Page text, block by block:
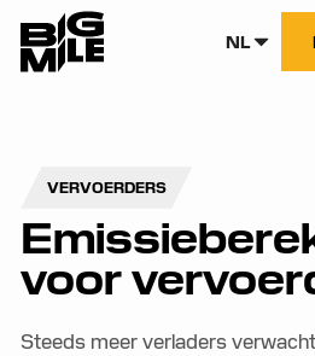
NL
VERVOERDERS
voor
Steeds meer verladers